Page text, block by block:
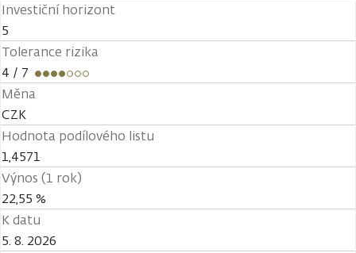
Investiční horizont
5
Tolerance rizika
4 / 7
Měna
CZK
Hodnota podílového listu
1,4571
Výnos (1 rok)
22,55 %
K datu
5. 8. 2026